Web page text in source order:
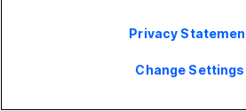
redigera fler än 50
Privacy
Change Settings